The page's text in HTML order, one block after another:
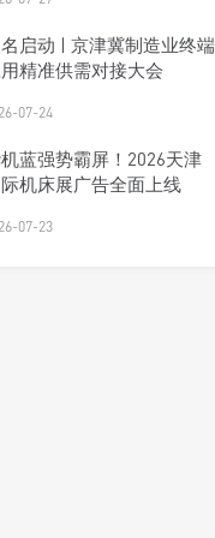
启动 | 京津冀制造业终端
精准供需对接大会
07-24
蓝强势霸屏！2026天津
机床展广告全面上线
07-23